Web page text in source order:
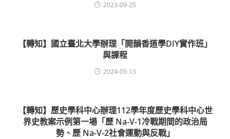
2023-09-25
【轉知】國立臺北大學辦理「開韻香道學DIY實作班」
與課程
2024-05-13
【轉知】歷史學科中心辦理112學年度歷史學科中心世
界史教案示例第一場「歷 Na-V-1冷戰期間的政治局
勢、歷 Na-V-2社會運動與反戰」